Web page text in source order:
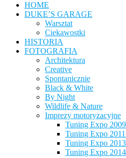
HOME
DUKE’S GARAGE
Warsztat
Ciekawostki
HISTORIA
FOTOGRAFIA
Architektura
Creative
Spontanicznie
Black & White
By Night
Wildlife & Nature
Imprezy motoryzacyjne
Tuning Expo
Tuning Expo
Tuning Expo
Tuning Expo